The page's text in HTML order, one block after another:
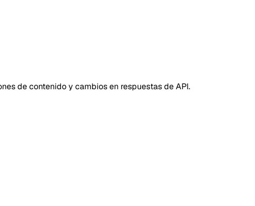
de contenido y cambios en respuestas de API.